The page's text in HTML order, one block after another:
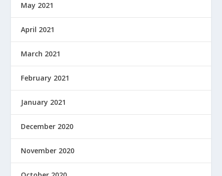
May 2021
April 2021
March 2021
February 2021
January 2021
December 2020
November 2020